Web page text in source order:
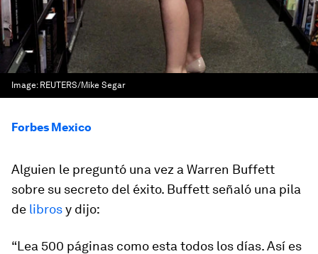
Image: REUTERS/Mike Segar
Forbes Mexico
Alguien le preguntó una vez a Warren Buffett
sobre su secreto del éxito. Buffett señaló una pila
de librosy dijo:
“Lea 500 páginas como esta todos los días. Así es